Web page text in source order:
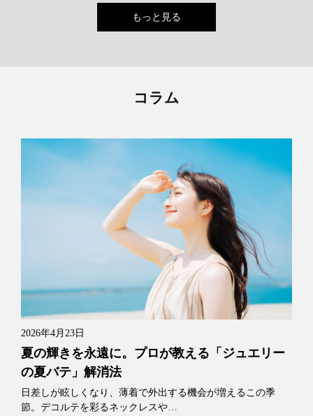
もっと見る
コラム
2026年4月23日
夏の輝きを永遠に。プロが教える「ジュエリー
の夏バテ」解消法
日差しが眩しくなり、薄着で外出する機会が増えるこの季
節。デコルテを彩るネックレスや…